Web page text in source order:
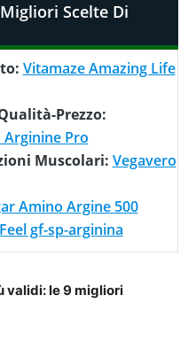
Scelte Di
Vitamaze Amazing Life
Prezzo:
Pro
Muscolari: Vegavero
Amino Argine 500
gf-sp-arginina
validi: le 9 migliori